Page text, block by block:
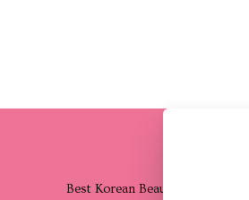
Best Korean Beauty Products